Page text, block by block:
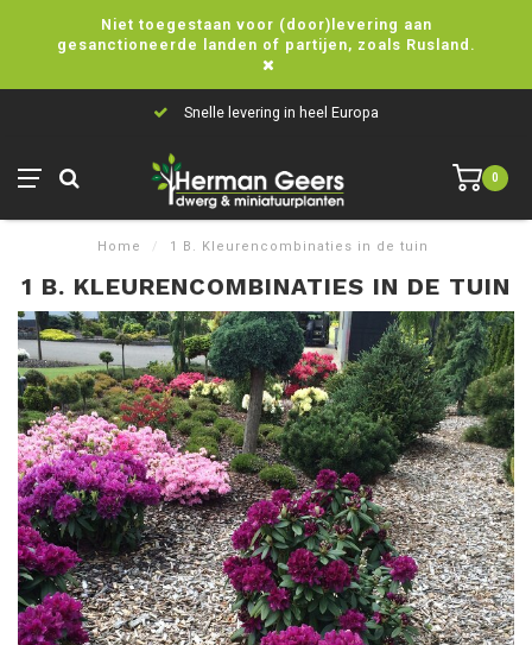
Niet toegestaan voor (door)levering aan
gesanctioneerde landen of partijen, zoals Rusland.
Snelle levering in heel Europa
0
Home / 1 B. Kleurencombinaties in de tuin
1 B. KLEURENCOMBINATIES IN DE TUIN